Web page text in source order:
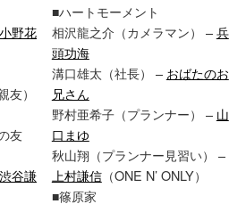
小野花
）
友
渋谷謙
■ハートモーメント
相沢龍之介（カメラマン） –兵
頭功海
溝口雄太（社長） – おばたのお
兄さん
野村亜希子（プランナー） – 山
口まゆ
秋山翔（プランナー見習い） –
上村謙信（ONE N’ ONLY）
■篠原家